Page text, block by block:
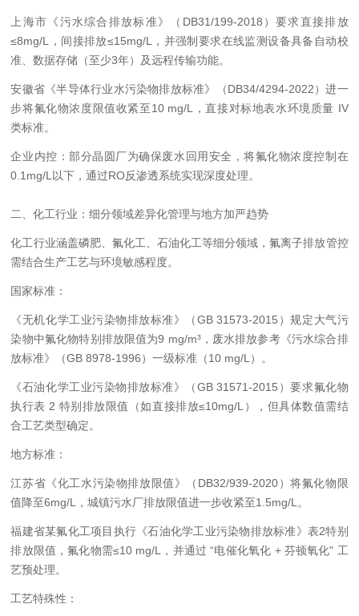
上海市《污水综合排放标准》（DB31/199-2018）要求直接排放
≤8mg/L，间接排放≤15mg/L，并强制要求在线监测设备具备自动校
准、数据存储（至少3年）及远程传输功能。
安徽省《半导体行业水污染物排放标准》（DB34/4294-2022）进一
步将氟化物浓度限值收紧至10 mg/L，直接对标地表水环境质量 IV
类标准。
企业内控：部分晶圆厂为确保废水回用安全，将氟化物浓度控制在
0.1mg/L以下，通过RO反渗透系统实现深度处理。
二、化工行业：细分领域差异化管理与地方加严趋势
化工行业涵盖磷肥、氟化工、石油化工等细分领域，氟离子排放管控
需结合生产工艺与环境敏感程度。
国家标准：
《无机化学工业污染物排放标准》（GB 31573-2015）规定大气污
染物中氟化物特别排放限值为9 mg/m³，废水排放参考《污水综合排
放标准》（GB 8978-1996）一级标准（10 mg/L）。
《石油化学工业污染物排放标准》（GB 31571-2015）要求氟化物
执行表 2 特别排放限值（如直接排放≤10mg/L），但具体数值需结
合工艺类型确定。
地方标准：
江苏省《化工水污染物排放限值》（DB32/939-2020）将氟化物限
值降至6mg/L，城镇污水厂排放限值进一步收紧至1.5mg/L。
福建省某氟化工项目执行《石油化学工业污染物排放标准》表2特别
排放限值，氟化物需≤10 mg/L，并通过 “电催化氧化 + 芬顿氧化" 工
艺预处理。
工艺特殊性：